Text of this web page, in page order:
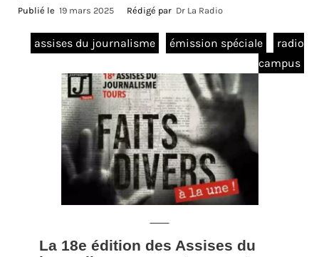
Publié le 19 mars 2025 Rédigé par Dr La Radio
assises du journalisme émission spéciale
radio
campus
La 18e édition des Assises du